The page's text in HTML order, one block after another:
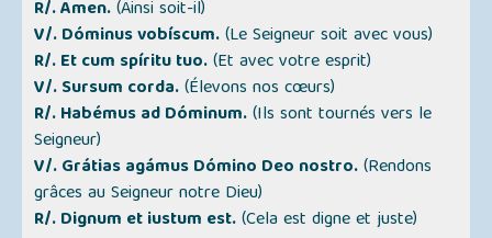
R/. Amen.(Ainsi soit-il)
V/. Dóminus vobíscum.(Le Seigneur soit avec vous)
R/. Et cum spíritu tuo.(Et avec votre esprit)
V/. Sursum corda.(Élevons nos cœurs)
R/. Habémus ad Dóminum.(Ils sont tournés vers le
Seigneur)
V/. Grátias agámus Dómino Deo nostro.(Rendons
grâces au Seigneur notre Dieu)
R/. Dignum et iustum est.(Cela est digne et juste)